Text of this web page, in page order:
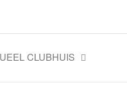
CLUBHUIS